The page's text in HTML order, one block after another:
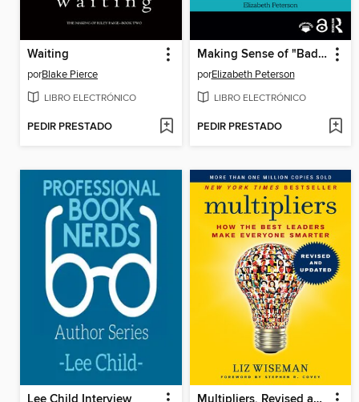
Waiting
porBlake Pierce
LIBRO ELECTRÓNICO
PEDIR PRESTADO
Making Sense of "Bad English"
porElizabeth Peterson
LIBRO ELECTRÓNICO
PEDIR PRESTADO